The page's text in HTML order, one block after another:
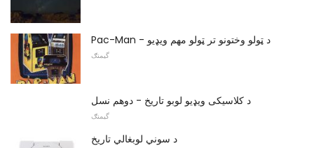
Pac-Man - د ټولو وختونو تر ټولو مهم ویډیو
گیمنګ
د کلاسیکی ویډیو لوبو تاریخ - دوهم نسل
گیمنګ
د سوني لوبغالي تاریخ